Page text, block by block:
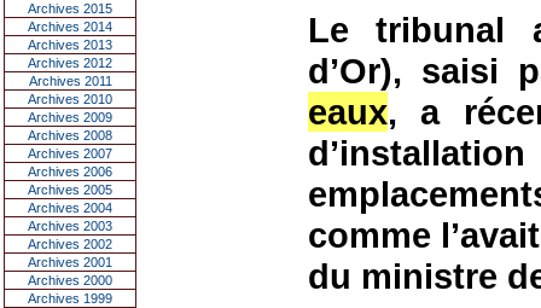
Archives 2015
Archives 2014
Archives 2013
Archives 2012
Archives 2011
Archives 2010
Archives 2009
Archives 2008
Archives 2007
Archives 2006
Archives 2005
Archives 2004
Archives 2003
Archives 2002
Archives 2001
Archives 2000
Archives 1999
Le tribunal
d’Or), saisi
eaux, a
comme
du ministre